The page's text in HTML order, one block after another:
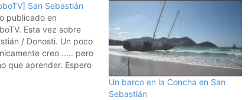
San Sebastián
publicado en
Esta vez sobre
/ Donosti. Un poco
creo ..... pero
que aprender. Espero
Un barco en la Concha en San
Sebastián